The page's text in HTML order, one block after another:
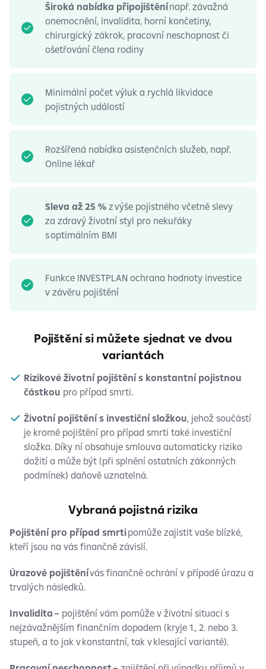
Široká nabídka připojištěnínapř. závažná
onemocnění, invalidita, horní končetiny,
chirurgický zákrok, pracovní neschopnost či
ošetřování člena rodiny
Minimální počet výluk a rychlá likvidace
pojistných událostí
Rozšířená nabídka asistenčních služeb, např.
Online lékař
Sleva až 25 % z výše pojistného včetně slevy
za zdravý životní styl pro nekuřáky
s optimálním BMI
Funkce INVESTPLAN ochrana hodnoty investice
v závěru pojištění
Pojištění si můžete sjednat ve dvou
variantách
Rizikové životní pojištění s konstantní pojistnou
částkou pro případ smrti.
Životní pojištění s investiční složkou, jehož součástí
je kromě pojištění pro případ smrti také investiční
složka. Díky ní obsahuje smlouva automaticky riziko
dožití a může být (při splnění ostatních zákonných
podmínek) daňově uznatelná.
Vybraná pojistná rizika
Pojištění pro případ smrtipomůže zajistit vaše blízké,
kteří jsou na vás finančně závislí.
Úrazové pojištěnívás finančně ochrání v případě úrazu a
trvalých následků.
Invalidita – pojištění vám pomůže v životní situaci s
nejzávažnějším finančním dopadem (kryje 1., 2. nebo 3.
stupeň, a to jak v konstantní, tak v klesající variantě).